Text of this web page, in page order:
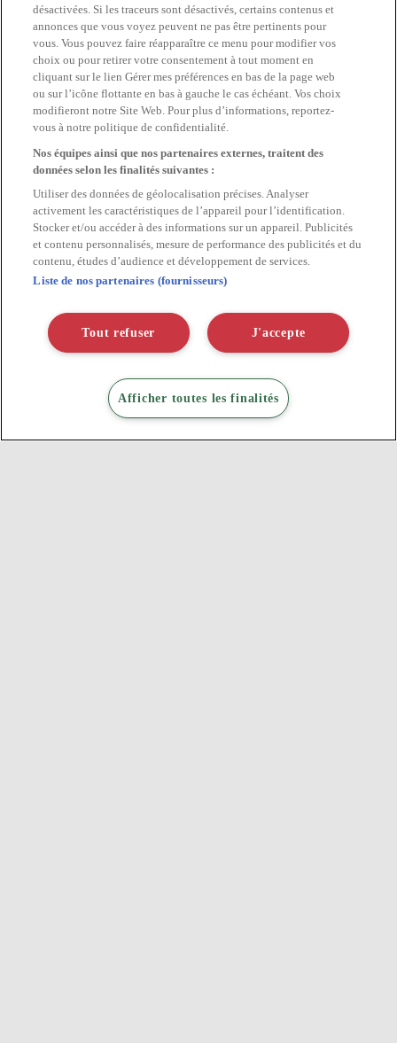
désactivées. Si les traceurs sont désactivés, certains contenus et
annonces que vous voyez peuvent ne pas être pertinents pour
vous. Vous pouvez faire réapparaître ce menu pour modifier vos
choix ou pour retirer votre consentement à tout moment en
cliquant sur le lien Gérer mes préférences en bas de la page web
ou sur l’icône flottante en bas à gauche le cas échéant. Vos choix
modifieront notre Site Web. Pour plus d’informations, reportez-
vous à notre politique de confidentialité.
Nos équipes ainsi que nos partenaires externes, traitent des
données selon les finalités suivantes :
Utiliser des données de géolocalisation précises. Analyser
activement les caractéristiques de l’appareil pour l’identification.
Stocker et/ou accéder à des informations sur un appareil. Publicités
et contenu personnalisés, mesure de performance des publicités et du
contenu, études d’audience et développement de services.
Liste de nos partenaires (fournisseurs)
J'accepte
Tout refuser
Afficher toutes les finalités